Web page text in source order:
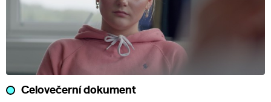
Celovečerní dokument